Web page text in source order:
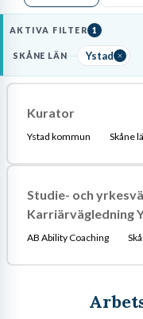
AKTIVA FILTER 1
SKÅNE LÄN Ystad
Kurator
Ystad kommun Skåne
Studie- och
Karriärvägledning
AB Ability Coaching